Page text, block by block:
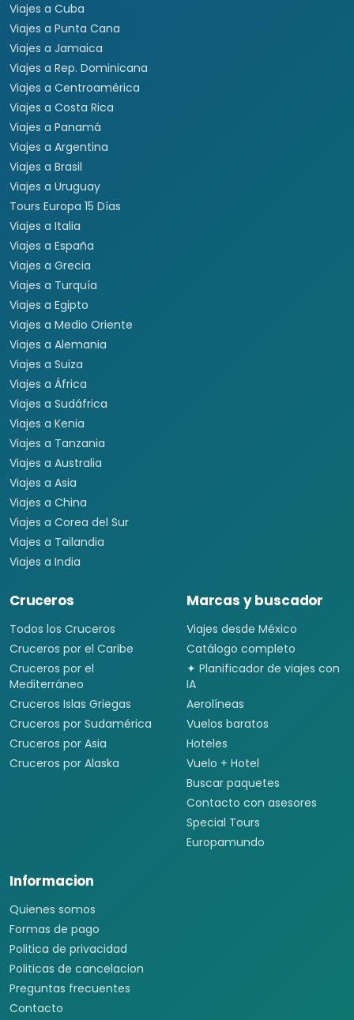
Viajes a Cuba
Viajes a Punta Cana
Viajes a Jamaica
Viajes a Rep. Dominicana
Viajes a Centroamérica
Viajes a Costa Rica
Viajes a Panamá
Viajes a Argentina
Viajes a Brasil
Viajes a Uruguay
Tours Europa 15 Días
Viajes a Italia
Viajes a España
Viajes a Grecia
Viajes a Turquía
Viajes a Egipto
Viajes a Medio Oriente
Viajes a Alemania
Viajes a Suiza
Viajes a África
Viajes a Sudáfrica
Viajes a Kenia
Viajes a Tanzania
Viajes a Australia
Viajes a Asia
Viajes a China
Viajes a Corea del Sur
Viajes a Tailandia
Viajes a India
Cruceros
Todos los Cruceros
Cruceros por el Caribe
Cruceros por el
Mediterráneo
Cruceros Islas Griegas
Cruceros por Sudamérica
Cruceros por Asia
Cruceros por Alaska
Marcas y buscador
Viajes desde México
Catálogo completo
✦ Planificador de viajes con
IA
Aerolíneas
Vuelos baratos
Hoteles
Vuelo + Hotel
Buscar paquetes
Contacto con asesores
Special Tours
Europamundo
Informacion
Quienes somos
Formas de pago
Politica de privacidad
Politicas de cancelacion
Preguntas frecuentes
Contacto